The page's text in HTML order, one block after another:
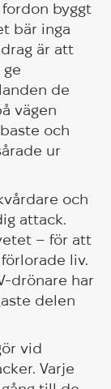
fordon byggt
bär inga
är att
ge
de
vägen
och
ur
och
attack.
– för att
liv.
drönare har
delen
vid
Varje